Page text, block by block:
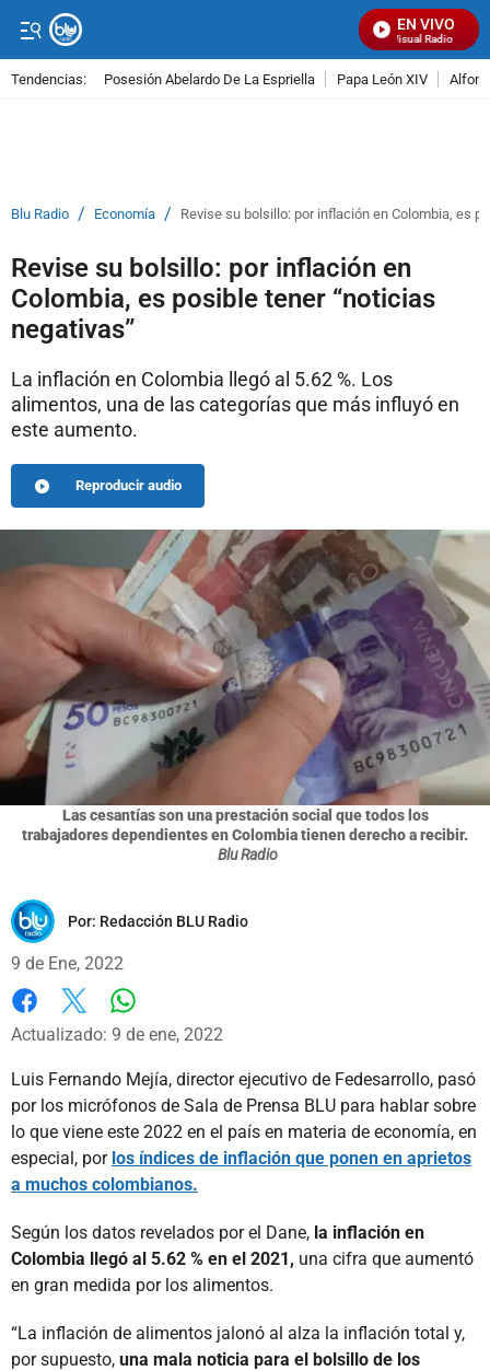
EN VIVO
Señal Visual Radio
Tendencias: Posesión Abelardo De La Espriella Papa León XIV
Blu Radio / Economía / Revise su bolsillo: por inflación en Colombia, es
Revise su bolsillo: por inflación en
Colombia, es posible tener “noticias
negativas”
La inflación en Colombia llegó al 5.62 %. Los
alimentos, una de las categorías que más influyó en
este aumento.
Reproducir audio
Las cesantías son una prestación social que todos los
trabajadores dependientes en Colombia tienen derecho a recibir.
Blu Radio
Por: Redacción BLU Radio
9 de Ene, 2022
Facebook
X
Actualizado: 9 de ene, 2022
Luis Fernando Mejía, director ejecutivo de Fedesarrollo, pasó
por los micrófonos de Sala de Prensa BLU para hablar sobre
lo que viene este 2022 en el país en materia de economía, en
especial, por los índices de inflación que ponen en aprietos
a muchos colombianos.
Según los datos revelados por el Dane, la inflación en
Colombia llegó al 5.62 % en el 2021, una cifra que aumentó
en gran medida por los alimentos.
“La inflación de alimentos jalonó al alza la inflación total y,
por supuesto, una mala noticia para el bolsillo de los